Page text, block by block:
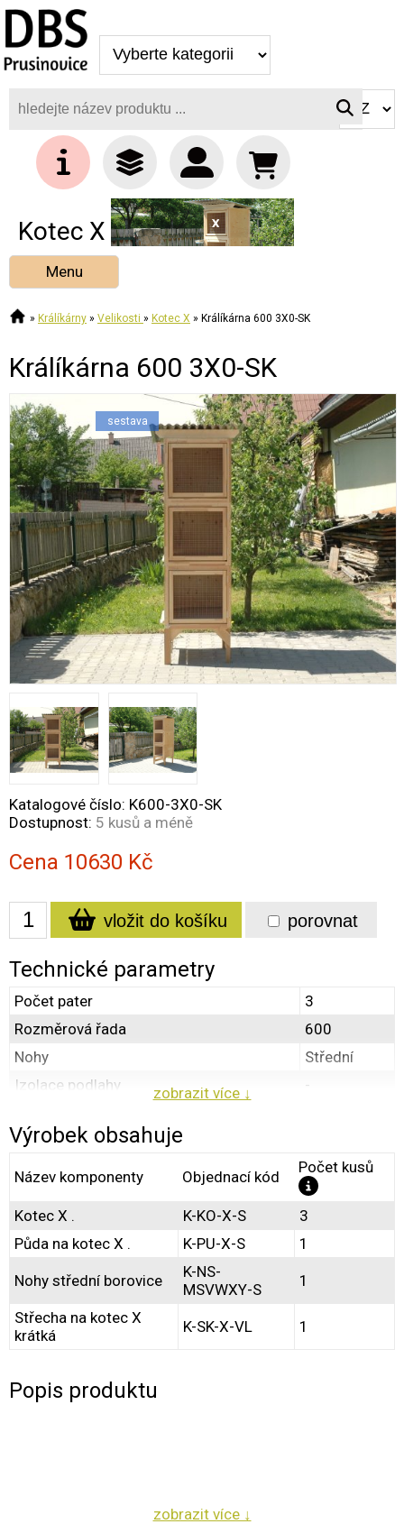
Kotec X
Menu
» Králíkárny » Velikosti » Kotec X » Králíkárna 600 3X0-SK
Králíkárna 600 3X0-SK
sestava
Katalogové číslo: K600-3X0-SK
Dostupnost: 5 kusů a méně
Cena 10630 Kč
vložit do košíku porovnat
Technické parametry
Počet pater
3
Rozměrová řada
600
Nohy
Střední
Izolace podlahy
-
Svod moči
Provedení
S
132
Šířka sestavy [ mm ]
890
Výška sestavy [ mm ]
Hloubka sestavy [ mm ]
Velikost kotce v 1 sloupci
Velikost kotce v 2 sloupci
Světlost pod kotci [ mm ]
zobrazit více ↓
Výrobek obsahuje
Název komponenty Objednací kód
Počet kusů
Kotec X . K-KO-X-S
3
Půda na kotec X .
K-PU-X-S 1
Nohy střední borovice
K-NS-
MSVWXY-S
1
Střecha na kotec X
krátká
K-SK-X-VL 1
Popis produktu
zobrazit více ↓